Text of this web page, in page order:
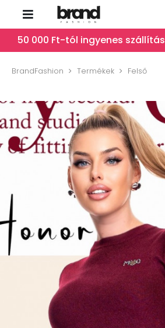
50 000 Ft-tól ingyenes szállítás
BrandFashion Termékek Felső